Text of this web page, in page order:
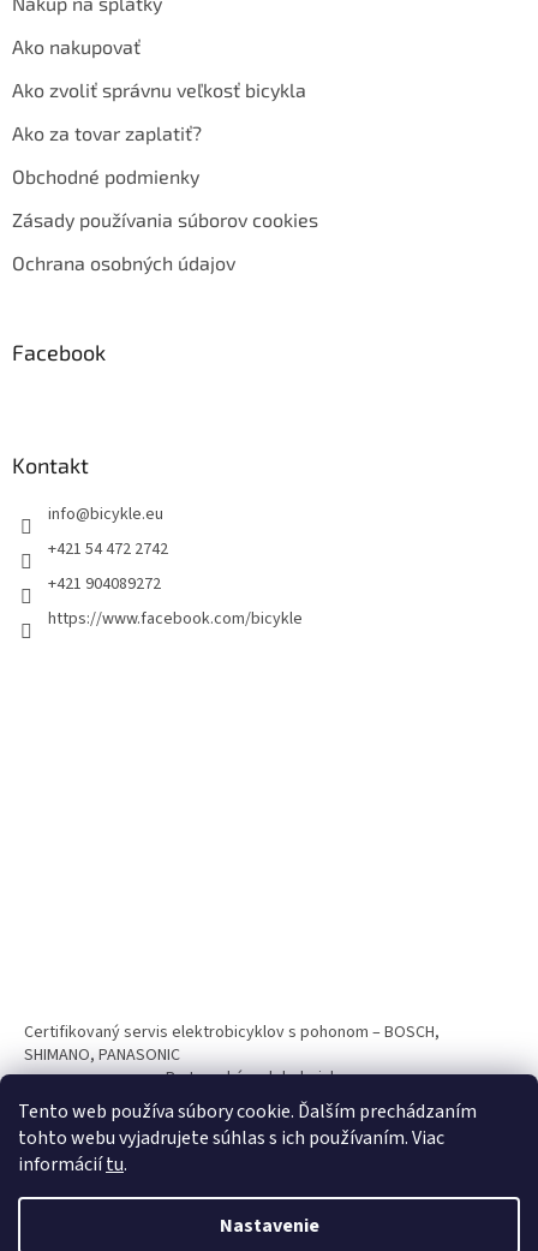
Tento web používa súbory cookie. Ďalším prechádzaním
tohto webu vyjadrujete súhlas s ich používaním. Viac
informáciítu.
Nastavenie
Ako nakupovať
Ako zvoliť správnu veľkosť bicykla
Ako za tovar zaplatiť?
Obchodné podmienky
Zásady používania súborov cookies
Ochrana osobných údajov
Facebook
Kontakt
info@bicykle.eu
+421 54 472 2742
+421 904089272
https://www.facebook.com/bicykle
Certifikovaný servis elektrobicyklov s pohonom – BOSCH,
SHIMANO, PANASONIC
Partnerský web hokejshop.eu
Vytvoril Shoptet